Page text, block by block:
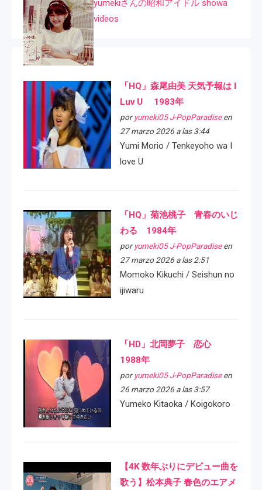
yumekiさんの昭和アイドル showa
videos
「HQ」森尾由美 天気予報は I
Luv U 1983年
por yumeki05 J-PopParadiseen
27 marzo 2026 a las 3:44
Yumi Morio / Tenkeyoho wa I
love U
「HQ」菊池桃子 青春のいじ
わる 1984年
por yumeki05 J-PopParadiseen
27 marzo 2026 a las 2:51
Momoko Kikuchi / Seishun no
ijiwaru
「HD」北岡夢子 恋心
1988年
por yumeki05 J-PopParadiseen
26 marzo 2026 a las 3:57
Yumeko Kitaoka / Koigokoro
【4K 数年ぶりにデビュー曲を
歌う】松本典子 春色のエアメ